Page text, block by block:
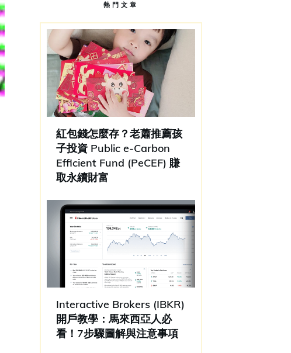
熱門文章
紅包錢怎麼存？老蕭推薦孩
子投資 Public e-Carbon
Efficient Fund (PeCEF) 賺
取永續財富
Interactive Brokers (IBKR)
開戶教學：馬來西亞人必
看！7步驟圖解與注意事項